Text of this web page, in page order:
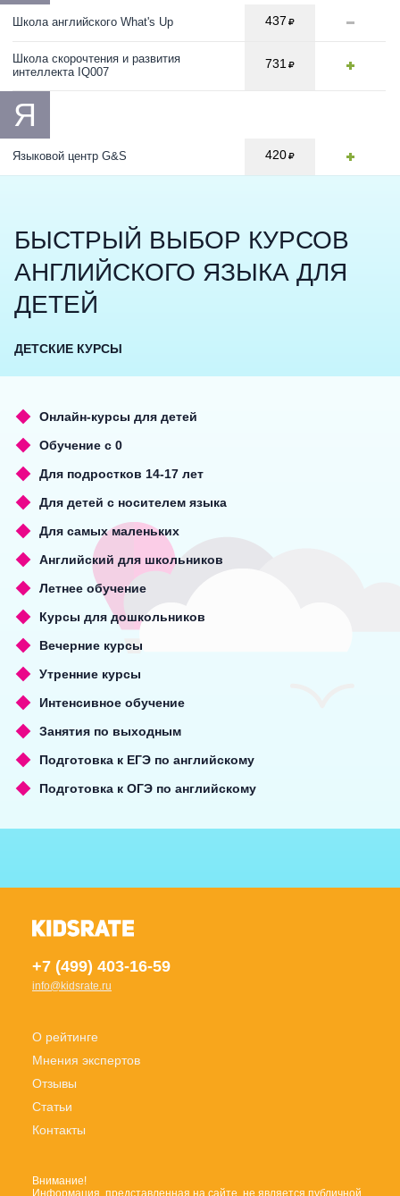
Школа английского What's Up 437
Школа скорочтения и развития
интеллекта IQ007
731
Я
Языковой центр G&S 420
БЫСТРЫЙ ВЫБОР КУРСОВ
АНГЛИЙСКОГО ЯЗЫКА ДЛЯ
ДЕТЕЙ
ДЕТСКИЕ КУРСЫ
Онлайн-курсы для детей
Обучение с 0
Для подростков 14-17 лет
Для детей с носителем языка
Для самых маленьких
Английский для школьников
Летнее обучение
Курсы для дошкольников
Вечерние курсы
Утренние курсы
Интенсивное обучение
Занятия по выходным
Подготовка к ЕГЭ по английскому
Подготовка к ОГЭ по английскому
+7 (499) 403-16-59
info@kidsrate.ru
О рейтинге
Мнения экспертов
Отзывы
Статьи
Контакты
Внимание!
Информация, представленная на сайте, не является публичной